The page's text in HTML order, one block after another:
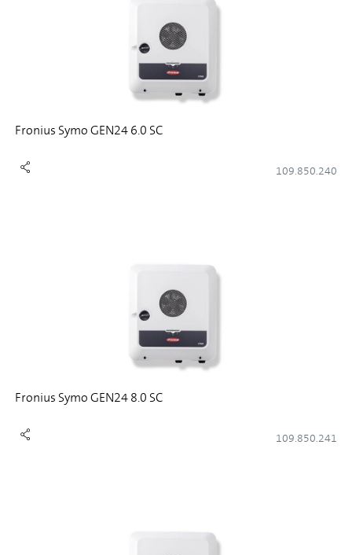
Fronius Symo GEN24 6.0 SC
109.850.240
Fronius Symo GEN24 8.0 SC
109.850.241